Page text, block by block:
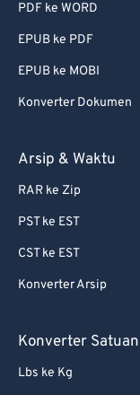
PDF ke WORD
EPUB ke PDF
EPUB ke MOBI
Konverter Dokumen
Arsip & Waktu
RAR ke Zip
PST ke EST
CST ke EST
Konverter Arsip
Konverter Satuan
Lbs ke Kg